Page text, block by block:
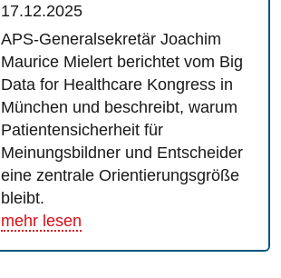
17.12.2025
APS-Generalsekretär Joachim
Maurice Mielert berichtet vom Big
Data for Healthcare Kongress in
München und beschreibt, warum
Patientensicherheit für
Meinungsbildner und Entscheider
eine zentrale Orientierungsgröße
bleibt.
mehr lesen